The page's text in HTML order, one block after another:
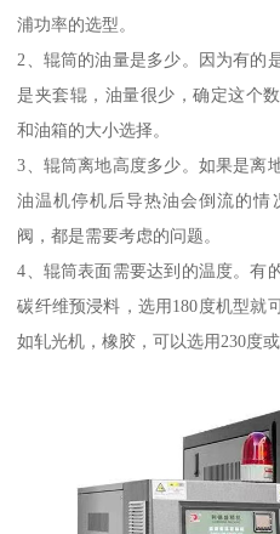
浦功率的选型。
2、辊筒的油量是多少。因为有的
是夹套辊，油量很少，确定这个
和油箱的大小选择。
3、辊筒离地高度多少。如果是离
油温机停机后导热油会倒流的情
阀，都是需要考虑的问题。
4、辊筒表面需要达到的温度。有
碳纤维预浸料，选用180度机型就
如轧光机，橡胶，可以选用230度或